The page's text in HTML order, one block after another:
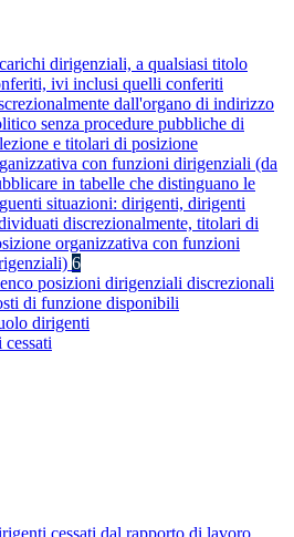
dirigenziali, a qualsiasi titolo
ivi inclusi quelli conferiti
dall'organo di indirizzo
senza procedure pubbliche di
e titolari di posizione
con funzioni dirigenziali (da
in tabelle che distinguano le
situazioni: dirigenti, dirigenti
discrezionalmente, titolari di
organizzativa con funzioni
6
posizioni dirigenziali discrezionali
di funzione disponibili
dirigenti